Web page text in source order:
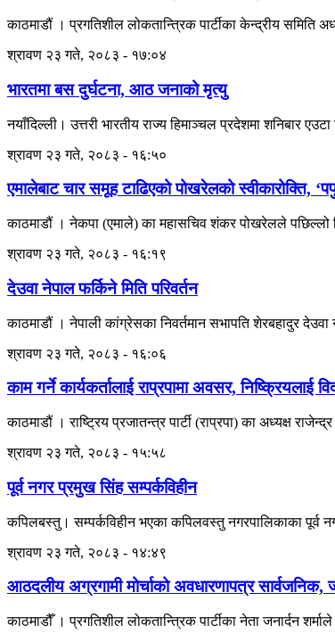
काठमाडौं । प्रगतिशील लोकतान्त्रिक पार्टीका केन्द्रीय समिति
श्रावण २३ गते, २०८३ - १७:०४
भारतमा बस दुर्घटना, आठ जनाको मृत्यु
नयाँदिल्ली। उत्तरी भारतीय राज्य हिमाञ्चल प्रदेशमा शनिबार
श्रावण २३ गते, २०८३ - १६:५०
एमालेबाट चार समूह टाढिएको पोखरेलको स्वीकारोक्ति,
काठमाडौं । नेकपा (एमाले) का महासचिव शंकर पोखरेलले पछिल्लो
श्रावण २३ गते, २०८३ - १६:१९
देउवा नेपाल फर्किने मिति परिवर्तन
काठमाडौं । नेपाली कांग्रेसका निवर्तमान सभापति शेरबहादुर
श्रावण २३ गते, २०८३ - १६:०६
काम गर्ने कार्यकर्तालाई राप्रपामा अवसर, निष्क्रियलाई
काठमाडौं । राष्ट्रिय प्रजातन्त्र पार्टी (राप्रपा) का अध्यक्ष
श्रावण २३ गते, २०८३ - १५:५८
पूर्व नगर प्रमुख सिंह सम्पर्कविहीन
कपिलबस्तु। सम्पर्कविहीन भएका कपिलवस्तु नगरपालिकाका पूर्व
श्रावण २३ गते, २०८३ - १४:४९
आठदलीय अग्रगामी मोर्चाको अवधारणापत्र
काठमाडौँ । प्रगतिशील लोकतान्त्रिक पार्टीका नेता जनार्दन